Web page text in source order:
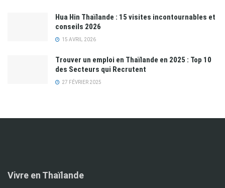
Hua Hin Thaïlande : 15 visites incontournables et
conseils 2026
15 AVRIL 2026
Trouver un emploi en Thaïlande en 2025 : Top 10
des Secteurs qui Recrutent
27 FÉVRIER 2025
Vivre en Thaïlande